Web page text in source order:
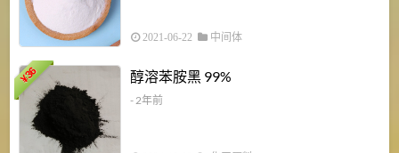
2021-06-22 中间体
¥
36 醇溶苯胺黑 99%
- 2年前